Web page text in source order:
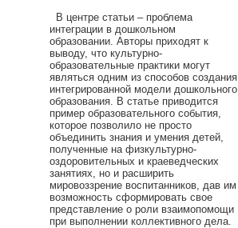
В центре статьи – проблема
интеграции в дошкольном
образовании. Авторы приходят к
выводу, что культурно-
образовательные практики могут
являться одним из способов создания
интегрированной модели дошкольного
образования. В статье приводится
пример образовательного события,
которое позволило не просто
объединить знания и умения детей,
полученные на физкультурно-
оздоровительных и краеведческих
занятиях, но и расширить
мировоззрение воспитанников, дав им
возможность сформировать свое
представление о роли взаимопомощи
при выполнении коллективного дела.